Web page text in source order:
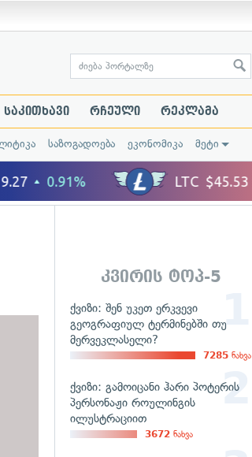
საკითხავი რჩეული რეკლამა
საზოგადოება ეკონომიკა მეტი
კვირის ტოპ-5
ქვიზი: შენ უკეთ ერკვევი
გეოგრაფიულ ტერმინებში თუ
მერვეკლასელი?
7285 ნახვა
ქვიზი: გამოიცანი ჰარი პოტერის
პერსონაჟი როულინგის
ილუსტრაციით
3672 ნახვა